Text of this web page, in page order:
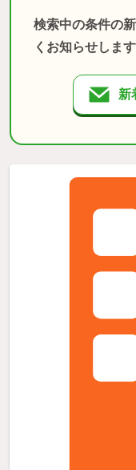
検索中の条件の
くお知らせします
新